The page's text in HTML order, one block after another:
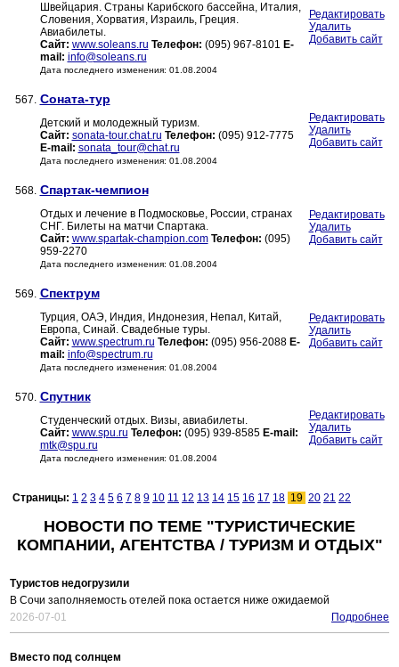
Швейцария. Страны Карибского бассейна, Италия,
Словения, Хорватия, Израиль, Греция.
Авиабилеты.
Сайт: www.soleans.ru Телефон: (095) 967-8101 E-
mail: info@soleans.ru
Дата последнего изменения: 01.08.2004
Редактировать
Удалить
Добавить сайт
567. Соната-тур
Детский и молодежный туризм.
Сайт: sonata-tour.chat.ru Телефон: (095) 912-7775
E-mail: sonata_tour@chat.ru
Дата последнего изменения: 01.08.2004
Редактировать
Удалить
Добавить сайт
568. Спартак-чемпион
Отдых и лечение в Подмосковье, России, странах
СНГ. Билеты на матчи Спартака.
Сайт: www.spartak-champion.com Телефон: (095)
959-2270
Дата последнего изменения: 01.08.2004
Редактировать
Удалить
Добавить сайт
569. Спектрум
Турция, ОАЭ, Индия, Индонезия, Непал, Китай,
Европа, Синай. Свадебные туры.
Сайт: www.spectrum.ru Телефон: (095) 956-2088 E-
mail: info@spectrum.ru
Дата последнего изменения: 01.08.2004
Редактировать
Удалить
Добавить сайт
570. Спутник
Студенческий отдых. Визы, авиабилеты.
Сайт: www.spu.ru Телефон: (095) 939-8585 E-mail:
mtk@spu.ru
Дата последнего изменения: 01.08.2004
Редактировать
Удалить
Добавить сайт
Страницы: 1 2 3 4 5 6 7 8 9 10 11 12 13 14 15 16 17 18 19 20 21 22
НОВОСТИ ПО ТЕМЕ "ТУРИСТИЧЕСКИЕ
КОМПАНИИ, АГЕНТСТВА / ТУРИЗМ И ОТДЫХ"
Туристов недогрузили
В Сочи заполняемость отелей пока остается ниже ожидаемой
2026-07-01
Подробнее
Вместо под солнцем